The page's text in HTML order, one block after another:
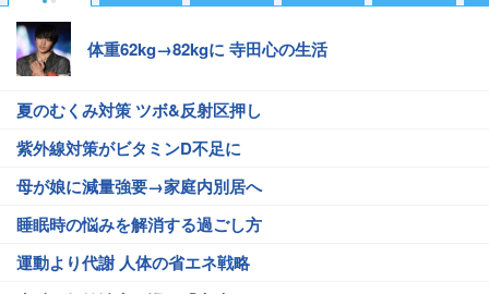
体重62kg→82kgに 寺田心の生活
夏のむくみ対策 ツボ&反射区押し
紫外線対策がビタミンD不足に
母が娘に減量強要→家庭内別居へ
睡眠時の悩みを解消する過ごし方
運動より代謝 人体の省エネ戦略